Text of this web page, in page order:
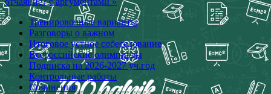
Тренировочные варианты
Разговоры о важном
Итоговое устное собеседование
Всероссийские олимпиады
Подписка на 2026-2027 уч.год
Контрольные работы
Сочинения